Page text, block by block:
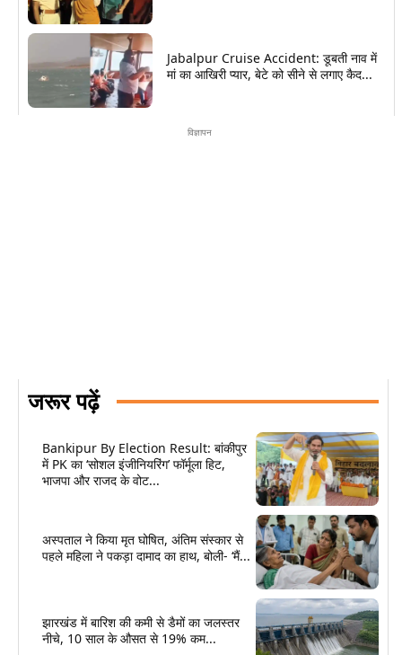
Jabalpur Cruise Accident: डूबती नाव में
मां का आखिरी प्यार, बेटे को सीने से लगाए कैद...
विज्ञापन
जरूर पढ़ें
Bankipur By Election Result: बांकीपुर
में PK का ‘सोशल इंजीनियरिंग’ फॉर्मूला हिट,
भाजपा और राजद के वोट...
अस्पताल ने किया मृत घोषित, अंतिम संस्कार से
पहले महिला ने पकड़ा दामाद का हाथ, बोली- ‘मैं...
झारखंड में बारिश की कमी से डैमों का जलस्तर
नीचे, 10 साल के औसत से 19% कम...